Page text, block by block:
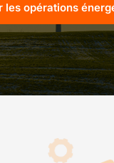
les opérations